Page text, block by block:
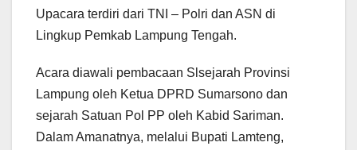
Upacara terdiri dari TNI – Polri dan ASN di
Lingkup Pemkab Lampung Tengah.
Acara diawali pembacaan Slsejarah Provinsi
Lampung oleh Ketua DPRD Sumarsono dan
sejarah Satuan Pol PP oleh Kabid Sariman.
Dalam Amanatnya, melalui Bupati Lamteng,